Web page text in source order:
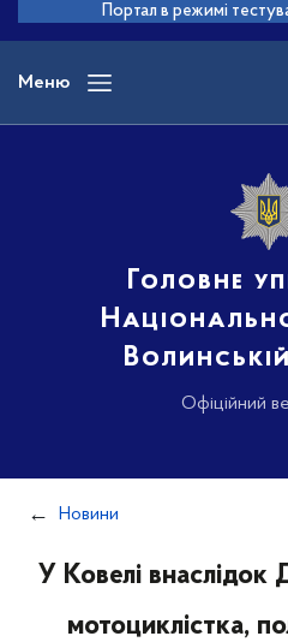
основного
вмісту
Портал в режимі
Меню
Головне
Офіційний
Новини
У Ковелі
мотоциклістка,